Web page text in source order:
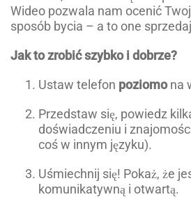
Wideo pozwala nam ocenić
sposób bycia – a to one
Jak to zrobić szybko i dobrze?
Ustaw telefon poziomona
Przedstaw się, powiedz
doświadczeniu i
coś w innym języku).
Uśmiechnij się! Pokaż, że
komunikatywną i otwartą.